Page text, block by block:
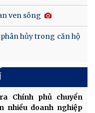
ven sông
hủy trong căn hộ
Chính phủ chuyển
nhiều doanh nghiệp